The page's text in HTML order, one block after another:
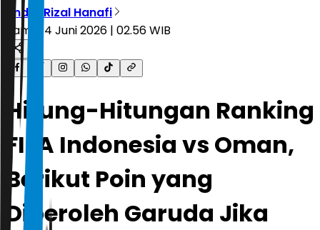
Andre Rizal Hanafi
Kamis, 4 Juni 2026 | 02.56 WIB
Hitung-Hitungan Ranking
FIFA Indonesia vs Oman,
Berikut Poin yang
Diperoleh Garuda Jika